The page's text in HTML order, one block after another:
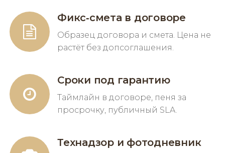
Фикс‑смета в договоре
Образец договора и смета. Цена не
растёт без допсоглашения.
Сроки под гарантию
Таймлайн в договоре, пеня за
просрочку, публичный SLA.
Технадзор и фотодневник